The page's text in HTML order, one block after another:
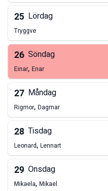
25 Lördag
Tryggve
26 Söndag
Einar, Enar
27 Måndag
Rigmor, Dagmar
28 Tisdag
Leonard, Lennart
29 Onsdag
Mikaela, Mikael